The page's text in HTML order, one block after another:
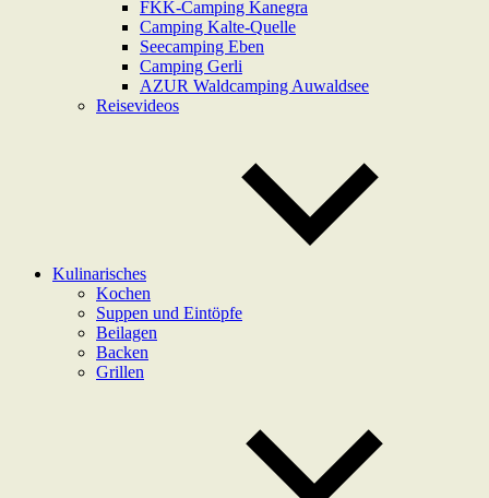
FKK-Camping Kanegra
Camping Kalte-Quelle
Seecamping Eben
Camping Gerli
AZUR Waldcamping Auwaldsee
Reisevideos
Kulinarisches
Kochen
Suppen und Eintöpfe
Beilagen
Backen
Grillen